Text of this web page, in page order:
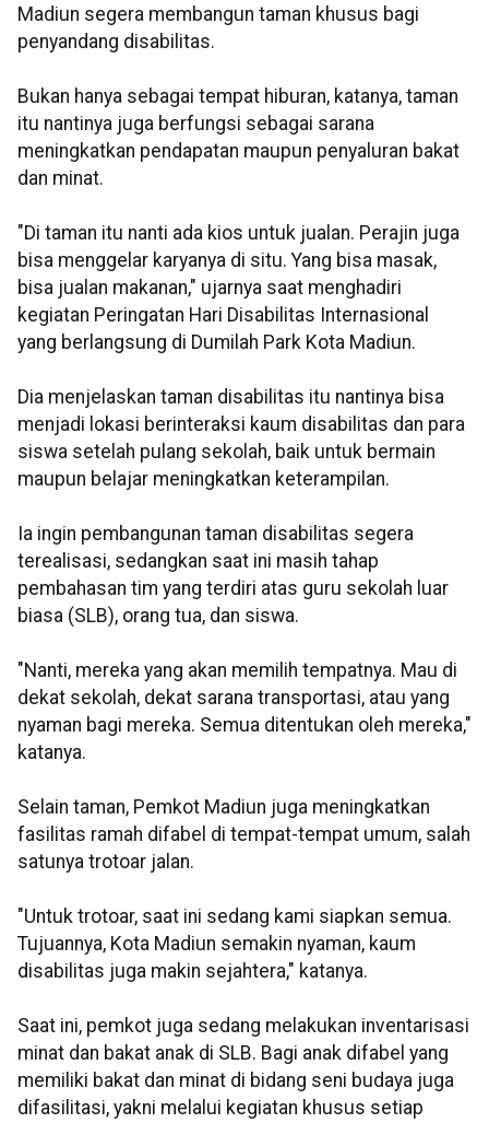
Madiun segera membangun taman khusus bagi
penyandang disabilitas.
Bukan hanya sebagai tempat hiburan, katanya, taman
itu nantinya juga berfungsi sebagai sarana
meningkatkan pendapatan maupun penyaluran bakat
dan minat.
"Di taman itu nanti ada kios untuk jualan. Perajin juga
bisa menggelar karyanya di situ. Yang bisa masak,
bisa jualan makanan," ujarnya saat menghadiri
kegiatan Peringatan Hari Disabilitas Internasional
yang berlangsung di Dumilah Park Kota Madiun.
Dia menjelaskan taman disabilitas itu nantinya bisa
menjadi lokasi berinteraksi kaum disabilitas dan para
siswa setelah pulang sekolah, baik untuk bermain
maupun belajar meningkatkan keterampilan.
Ia ingin pembangunan taman disabilitas segera
terealisasi, sedangkan saat ini masih tahap
pembahasan tim yang terdiri atas guru sekolah luar
biasa (SLB), orang tua, dan siswa.
"Nanti, mereka yang akan memilih tempatnya. Mau di
dekat sekolah, dekat sarana transportasi, atau yang
nyaman bagi mereka. Semua ditentukan oleh mereka,"
katanya.
Selain taman, Pemkot Madiun juga meningkatkan
fasilitas ramah difabel di tempat-tempat umum, salah
satunya trotoar jalan.
"Untuk trotoar, saat ini sedang kami siapkan semua.
Tujuannya, Kota Madiun semakin nyaman, kaum
disabilitas juga makin sejahtera," katanya.
Saat ini, pemkot juga sedang melakukan inventarisasi
minat dan bakat anak di SLB. Bagi anak difabel yang
memiliki bakat dan minat di bidang seni budaya juga
difasilitasi, yakni melalui kegiatan khusus setiap